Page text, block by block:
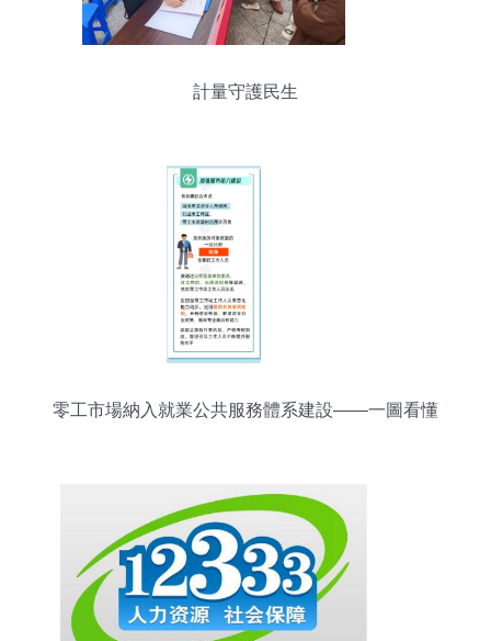
計量守護民生
零工市場納入就業公共服務體系建設——一圖看懂